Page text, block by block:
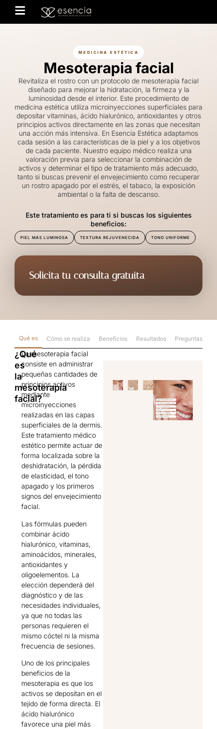
MEDICINA ESTÉTICA
Mesoterapia facial
Revitaliza el rostro con un protocolo de mesoterapia facial
diseñado para mejorar la hidratación, la firmeza y la
luminosidad desde el interior. Este procedimiento de
medicina estética utiliza microinyecciones superficiales para
depositar vitaminas, ácido hialurónico, antioxidantes y otros
principios activos directamente en las zonas que necesitan
una acción más intensiva. En Esencia Estética adaptamos
cada sesión a las características de la piel y a los objetivos
de cada paciente. Nuestro equipo médico realiza una
valoración previa para seleccionar la combinación de
activos y determinar el tipo de tratamiento más adecuado,
tanto si buscas prevenir el envejecimiento como recuperar
un rostro apagado por el estrés, el tabaco, la exposición
ambiental o la falta de descanso.
Este tratamiento es para ti si buscas los siguientes
beneficios:
PIEL MÁS LUMINOSA TEXTURA REJUVENECIDA TONO UNIFORME
Solicita tu consulta gratuita
Qué es Cómo se realiza Beneficios Resultados Preguntas
¿Qué
es
la
mesoterapia
facial?
La mesoterapia facial
consiste en administrar
pequeñas cantidades de
principios activos
mediante
microinyecciones
realizadas en las capas
superficiales de la dermis.
Este tratamiento médico
estético permite actuar de
forma localizada sobre la
deshidratación, la pérdida
de elasticidad, el tono
apagado y los primeros
signos del envejecimiento
facial.
Las fórmulas pueden
combinar ácido
hialurónico, vitaminas,
aminoácidos, minerales,
antioxidantes y
oligoelementos. La
elección dependerá del
diagnóstico y de las
necesidades individuales,
ya que no todas las
personas requieren el
mismo cóctel ni la misma
frecuencia de sesiones.
Uno de los principales
beneficios de la
mesoterapia es que los
activos se depositan en el
tejido de forma directa. El
ácido hialurónico
favorece una piel más